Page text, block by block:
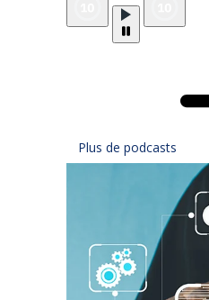
Plus de podcasts